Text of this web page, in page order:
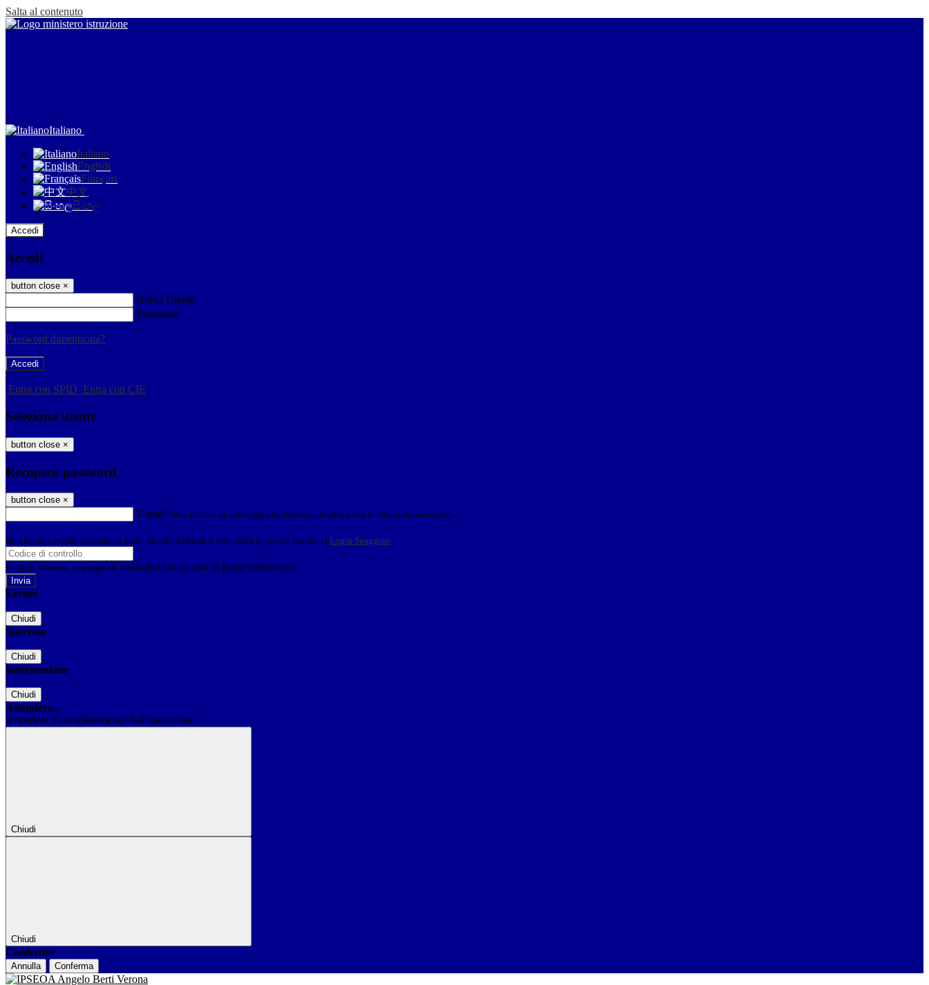
Salta al contenuto
Italiano
Italiano
English
Français
中文
සිංහල
Accedi
Accedi
button close ×
Nome Utente
Password
Password dimenticata?
-
Entra con SPID Entra con CIE
Seleziona utente
button close ×
Recupero password
button close ×
E-mail Verrà inviato un messaggio all'indirizzo indicato con le istruzioni necessarie.
Non hai una e-mail associata al nome utente? Effettua il reset della password tramite la Login Spaggiari
E-mail inviata, si prega di controllare la casella di posta elettronica!
Errore
Chiudi
Successo
Chiudi
Informazione
Chiudi
Attendere...
Attendere il completamento dell'operazione...
Chiudi
Chiudi
Conferma
Annulla Conferma